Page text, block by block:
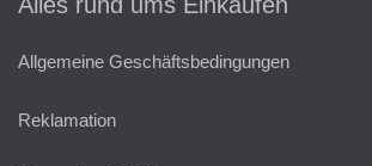
Allgemeine Geschäftsbedingungen
Reklamation